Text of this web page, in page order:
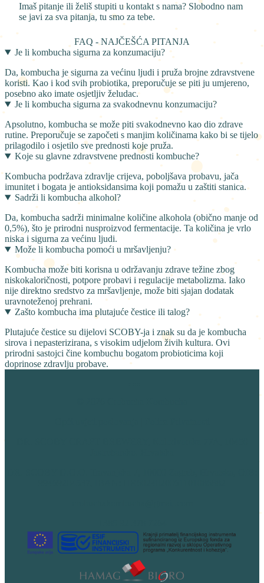
Imaš pitanje ili želiš stupiti u kontakt s nama? Slobodno nam
se javi za sva pitanja, tu smo za tebe.
FAQ - NAJČEŠĆA PITANJA
Je li kombucha sigurna za konzumaciju?
Da, kombucha je sigurna za većinu ljudi i pruža brojne zdravstvene
koristi. Kao i kod svih probiotika, preporučuje se piti ju umjereno,
posebno ako imate osjetljiv želudac.
Je li kombucha sigurna za svakodnevnu konzumaciju?
Apsolutno, kombucha se može piti svakodnevno kao dio zdrave
rutine. Preporučuje se započeti s manjim količinama kako bi se tijelo
prilagodilo i osjetilo sve prednosti koje pruža.
Koje su glavne zdravstvene prednosti kombuche?
Kombucha podržava zdravlje crijeva, poboljšava probavu, jača
imunitet i bogata je antioksidansima koji pomažu u zaštiti stanica.
Sadrži li kombucha alkohol?
Da, kombucha sadrži minimalne količine alkohola (obično manje od
0,5%), što je prirodni nusproizvod fermentacije. Ta količina je vrlo
niska i sigurna za većinu ljudi.
Može li kombucha pomoći u mršavljenju?
Kombucha može biti korisna u održavanju zdrave težine zbog
niskokaloričnosti, potpore probavi i regulacije metabolizma. Iako
nije direktno sredstvo za mršavljenje, može biti sjajan dodatak
uravnoteženoj prehrani.
Zašto kombucha ima plutajuće čestice ili talog?
Plutajuće čestice su dijelovi SCOBY-ja i znak su da je kombucha
sirova i nepasterizirana, s visokim udjelom živih kultura. Ovi
prirodni sastojci čine kombuchu bogatom probioticima koji
doprinose zdravlju probave.